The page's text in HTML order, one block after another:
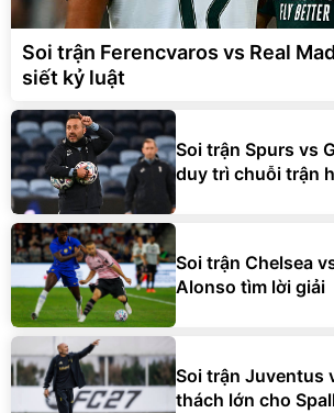
Soi trận Ferencvaros vs Real
siết kỷ luật
Soi trận Spurs vs
duy trì chuỗi trận
Soi trận Chelsea
Alonso tìm lời giải
Soi trận Juventus
thách lớn cho